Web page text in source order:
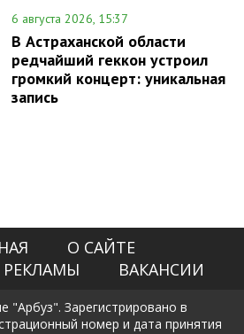
6 августа 2026, 15:37
В Астраханской области
редчайший геккон устроил
громкий концерт: уникальная
запись
О САЙТЕ
ВАКАНСИИ
"Арбуз". Зарегистрировано в
номер и дата принятия